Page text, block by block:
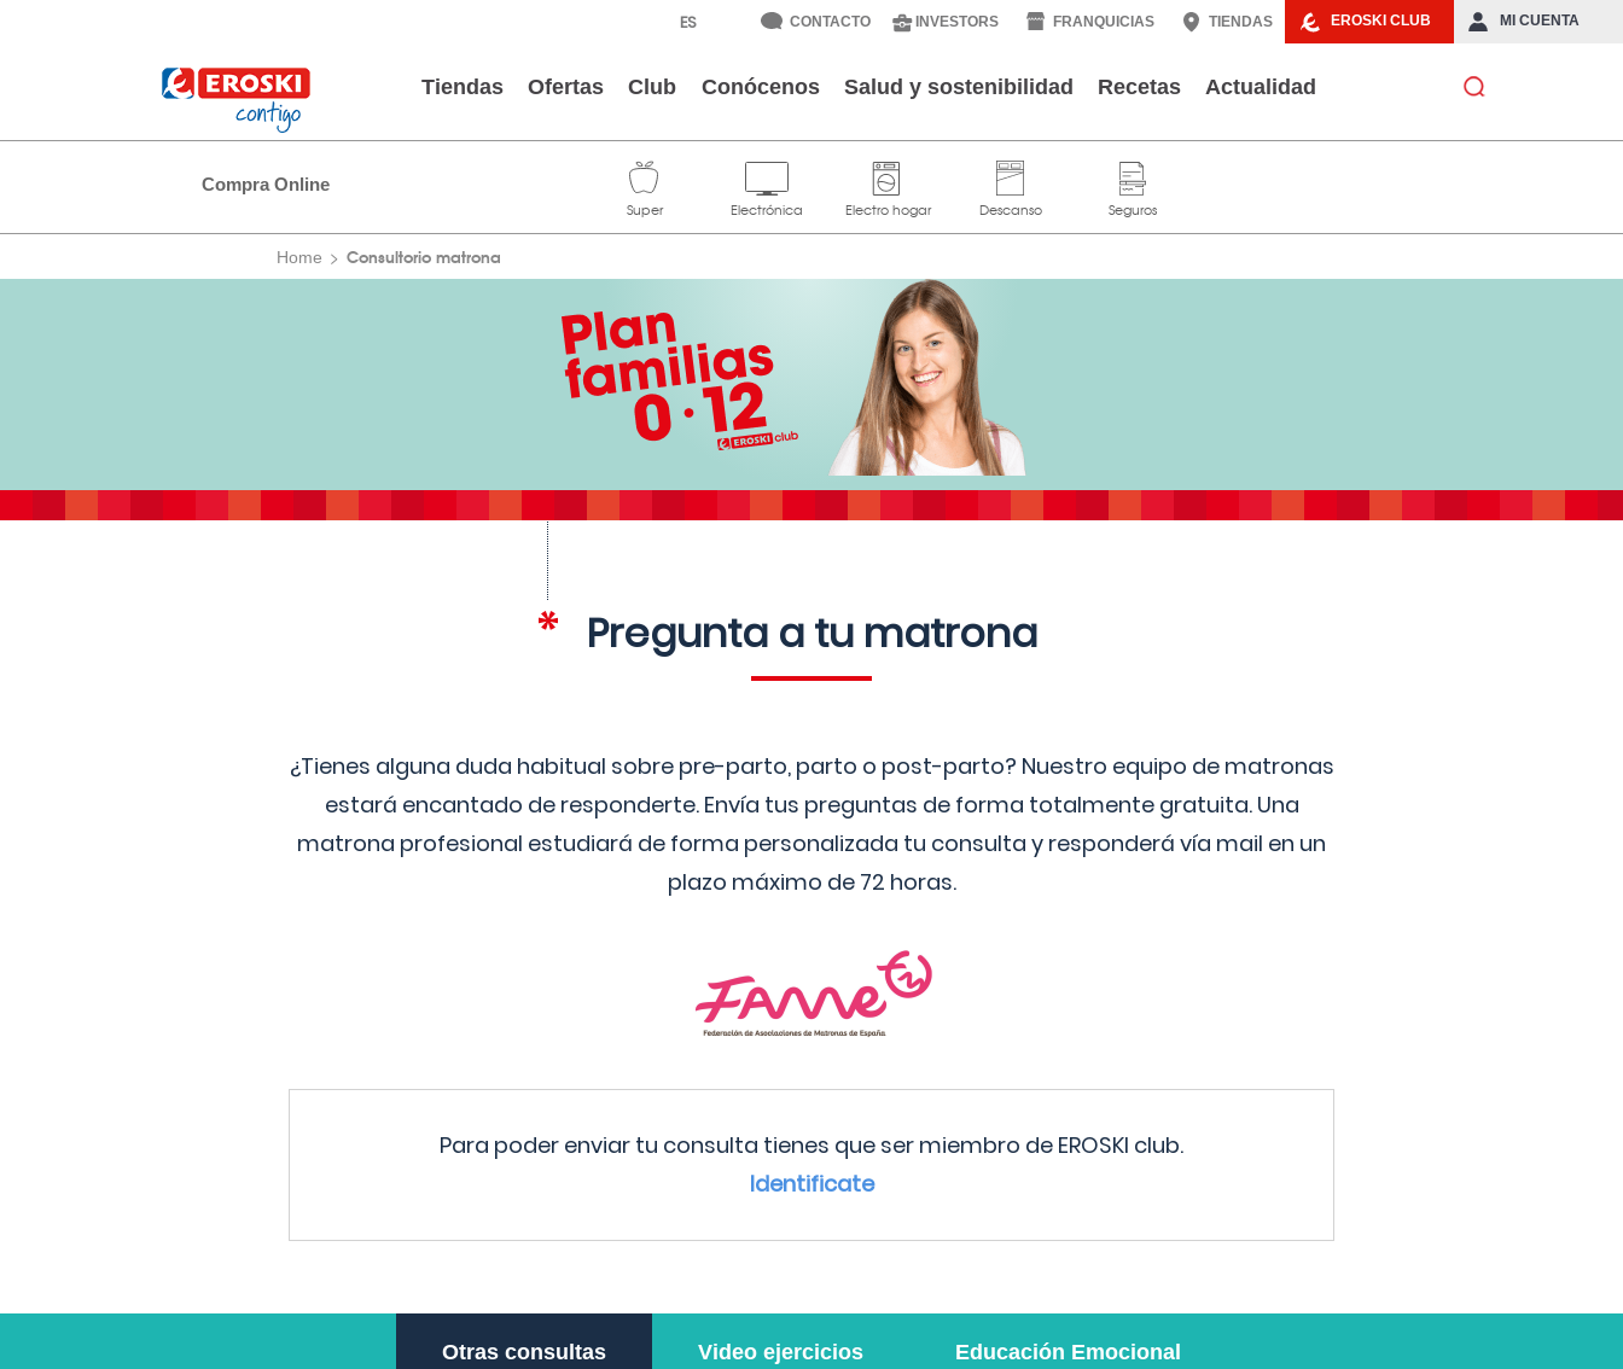
EROSKI CLUB MI CUENTA
CONTACTO INVESTORS FRANQUICIAS TIENDAS
Tiendas Ofertas Club Conócenos Salud y sostenibilidad Recetas Actualidad
Compra Online
Home Consultorio matrona
Pregunta a tu matrona
¿Tienes alguna duda habitual sobre pre-parto, parto o post-parto? Nuestro equipo de matronas
estará encantado de responderte. Envía tus preguntas de forma totalmente gratuita. Una
matrona profesional estudiará de forma personalizada tu consulta y responderá vía mail en un
plazo máximo de 72 horas.
Para poder enviar tu consulta tienes que ser miembro de EROSKI club.
Identificate
Otras consultas Video ejercicios Educación Emocional